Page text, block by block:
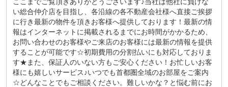
い総合仲介店を目指し、各沿線の各不動産会社様へ直接ご挨拶
に行き最新の物件を頂きお客様へ提供しております！最新の情
報はインターネットに掲載されるまでにお時間がかかるため、
お問い合わせのお客様やご来店のお客様には最新の情報を提供
することが可能です☆初期費用の分割払いにも対応しておりま
す★また、保証人のいない方もご安心ください！お忙しいお客
様にも嬉しいサービス♪いつでも首都圏全域のお部屋をご案内
☆どんなことでもご相談ください。難しいかな？と悩む前にお